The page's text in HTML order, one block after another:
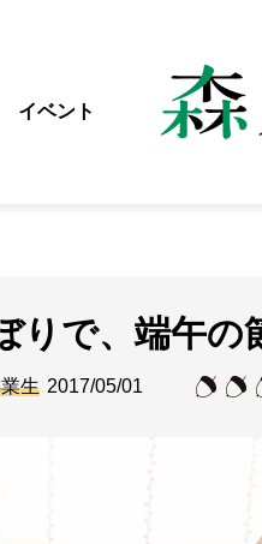
イベント
りで、端午の
生 2017/05/01